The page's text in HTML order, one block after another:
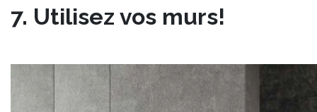
7. Utilisez vos murs!